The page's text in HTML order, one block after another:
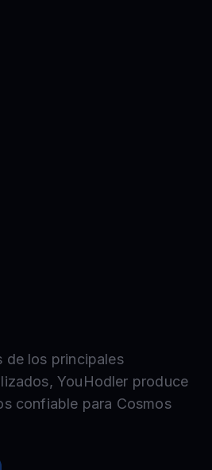
de los principales
YouHodler produce
confiable para Cosmos